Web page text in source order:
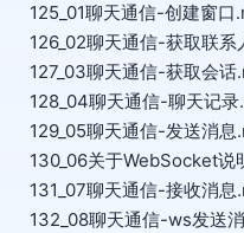
125_01聊天通信-创建窗口
126_02聊天通信-获取联系
127_03聊天通信-获取会话
128_04聊天通信-聊天记
129_05聊天通信-发送消息
130_06关于WebSocket说
131_07聊天通信-接收消息
132_08聊天通信-ws发送